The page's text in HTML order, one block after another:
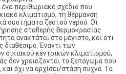
περιθωριακό σχέδιο που
κλιματισμό, τη θέρμανση
συστήματα ζεστού νερού. Οι
σταθερής θερμοκρασίας
ανακτάται στο μέγιστο, και ότι
διαθέσιμο. Έναντι των
κεντρικών κλιματισμού,
δεν χρειάζονται το ξεπάγωμα που
όχι να αρχίσει/στάση συχνά. Το